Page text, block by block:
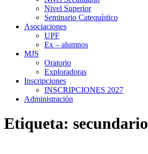
Nivel Superior
Seminario Catequístico
Asociaciones
UPF
Ex – alumnos
MJS
Oratorio
Exploradoras
Inscripciones
INSCRIPCIONES 2027
Administración
Etiqueta: secundario